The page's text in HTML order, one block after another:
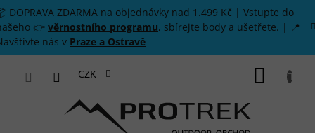
Přejít na obsah
DOPRAVA ZDARMA na objednávky nad 1.499 Kč | Vstupte do
👉 věrnostního programu, sbírejte body a ušetřete. | 📍
nás v Praze a Ostravě
CZK